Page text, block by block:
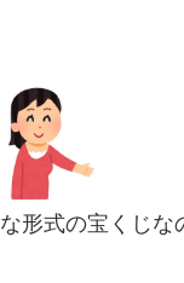
形式の宝くじ